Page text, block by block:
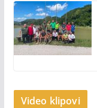
Video klipovi